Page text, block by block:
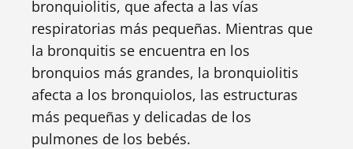
bronquiolitis, que afecta a las vías
respiratorias más pequeñas. Mientras que
la bronquitis se encuentra en los
bronquios más grandes, la bronquiolitis
afecta a los bronquiolos, las estructuras
más pequeñas y delicadas de los
pulmones de los bebés.